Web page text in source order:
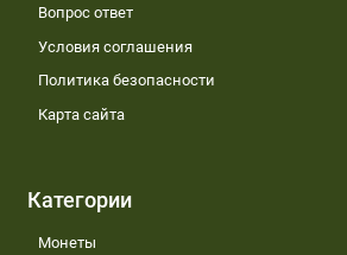
Вопрос ответ
Условия соглашения
Политика безопасности
Карта сайта
Категории
Монеты